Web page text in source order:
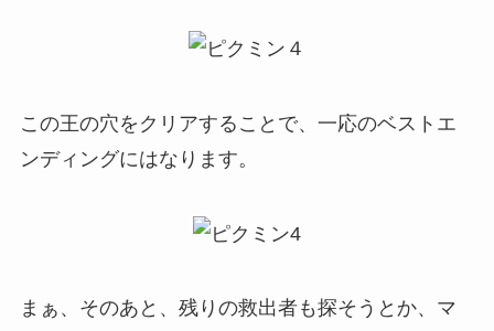
この王の穴をクリアすることで、一応のベストエ
ンディングにはなります。
まぁ、そのあと、残りの救出者も探そうとか、マ